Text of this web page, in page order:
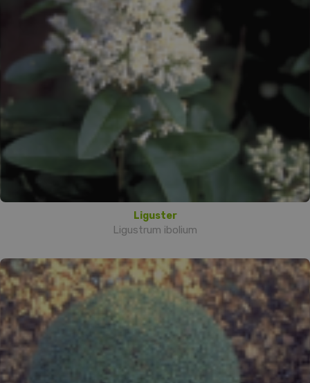
Liguster
Ligustrum ibolium